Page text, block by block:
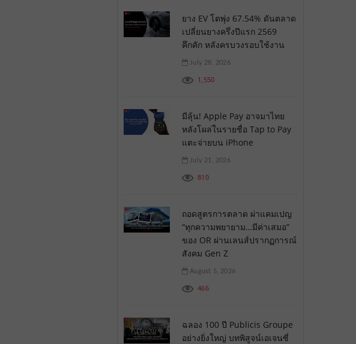
ยาง EV โตพุ่ง 67.54% ดันตลาด
เปลี่ยนยางครึ่งปีแรก 2569
คึกคัก หลังครบวงรอบใช้งาน
July 28, 2026
1,550
มีลุ้น! Apple Pay อาจมาไทย
หลังโผล่ในรายชื่อ Tap to Pay
แตะจ่ายบน iPhone
July 21, 2026
810
ถอดสูตรการตลาด ผ่าแคมเปญ
“ทุกความพยายาม…มีค่าเสมอ”
ของ OR ผ่านเลนส์ปรากฏการณ์
สังคม Gen Z
August 5, 2026
466
ฉลอง 100 ปี Publicis Groupe
อย่างยิ่งใหญ่ บทพิสูจน์เอเจนซี่